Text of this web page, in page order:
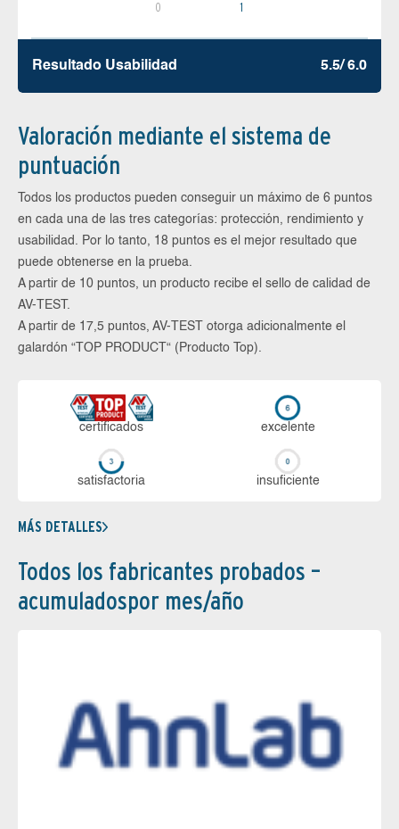
0 1
Resultado Usabilidad 5.5/ 6.0
Valoración mediante el sistema de
puntuación
Todos los productos pueden conseguir un máximo de 6 puntos
en cada una de las tres categorías: protección, rendimiento y
usabilidad. Por lo tanto, 18 puntos es el mejor resultado que
puede obtenerse en la prueba.
A partir de 10 puntos, un producto recibe el sello de calidad de
AV-TEST.
A partir de 17,5 puntos, AV-TEST otorga adicionalmente el
galardón “TOP PRODUCT“ (Producto Top).
certi­ficados ex­ce­len­te
sa­tis­fac­to­ria in­su­fi­cien­te
MÁS DETALLES
Todos los fabricantes probados –
acumuladospor mes/año